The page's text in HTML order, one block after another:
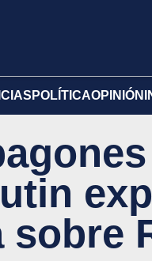
POLÍTICAOPINIÓN
sobre